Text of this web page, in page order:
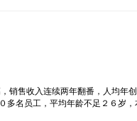
售收入连续两年翻番，人均年创
名员工，平均年龄不足２６岁